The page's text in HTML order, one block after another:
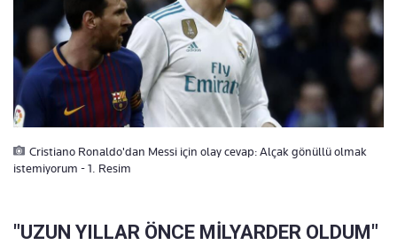
Cristiano Ronaldo'dan Messi için olay cevap: Alçak gönüllü olmak
istemiyorum - 1. Resim
"UZUN YILLAR ÖNCE MİLYARDER OLDUM"